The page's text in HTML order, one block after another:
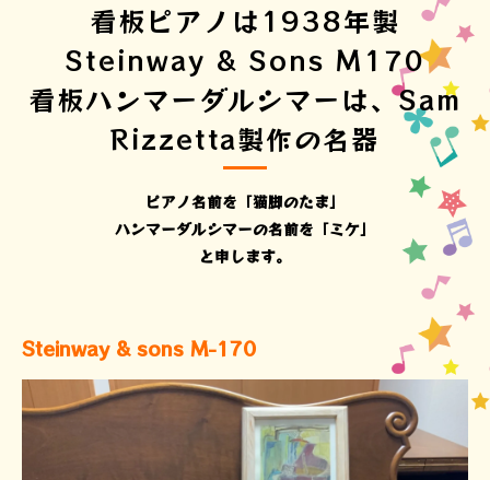
看板ピアノは1938年製
Steinway & Sons M170
看板ハンマーダルシマーは、Sam
Rizzetta製作の名器
ピアノ名前を「猫脚のたま」
ハンマーダルシマーの名前を「ミケ」
と申します。
Steinway & sons M-170